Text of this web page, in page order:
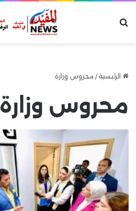
الرئيسية/ محروس وزارة
محروس وزارة